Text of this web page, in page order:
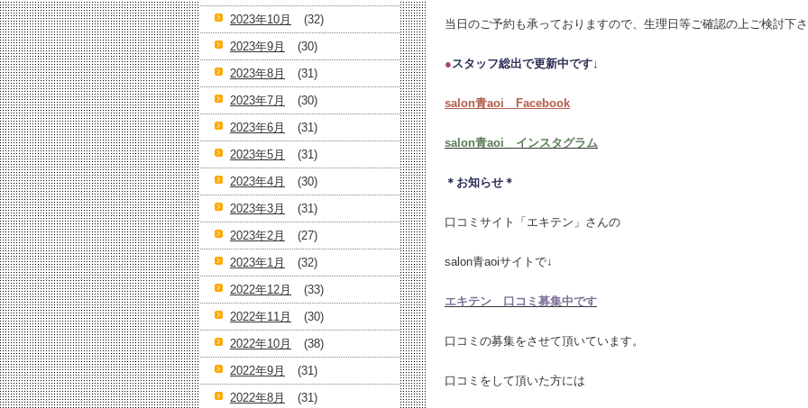
当日のご予約も承っておりますので、生理日等ご確認の上ご検討下
●スタッフ総出で更新中です↓
salon青aoi Facebook
salon青aoi インスタグラム
＊お知らせ＊
口コミサイト「エキテン」さんの
salon青aoiサイトで↓
エキテン 口コミ募集中です
口コミの募集をさせて頂いています。
口コミをして頂いた方には
2023年10月
(32)
2023年9月
(30)
2023年8月
(31)
2023年7月
(30)
2023年6月
(31)
2023年5月
(31)
2023年4月
(30)
2023年3月
(31)
2023年2月
(27)
2023年1月
(32)
2022年12月
(33)
2022年11月
(30)
2022年10月
(38)
2022年9月
(31)
2022年8月
(31)